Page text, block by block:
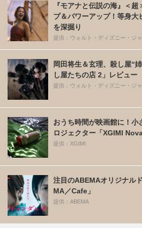
『モアナと伝説の海』＜
プ＆パワーアップ！等身大
を深掘り
提供：ウォルト・ディズニー・ジ
岡田将生＆玄理、殺し屋“
し屋たちの店 2」レビュー
提供：ウォルト・ディズニー・ジ
おうち時間が映画館に！小
ロジェクター「XGIMI Nova
提供：XGIMI
注目のABEMAオリジナル
MA／Cafe」
提供：ABEMA